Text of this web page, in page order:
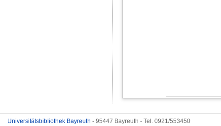
Universitätsbibliothek Bayreuth - 95447 Bayreuth - Tel. 0921/553450